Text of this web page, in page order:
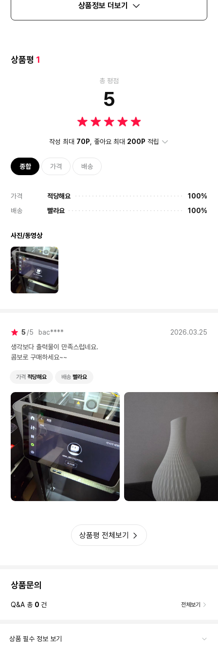
상품정보 더보기
상품평 1
총 평점
5
작성 최대 70P , 좋아요 최대 200P 적립
종합 가격 배송
가격 적당해요
100%
배송
빨라요 100%
사진/동영상
5 5 bac****
2026.03.25
생각보다 출력물이 만족스럽네요.
콤보로 구매하세요~~
가격 적당해요 배송 빨라요
상품평 전체보기
상품문의
Q&A 총 0 건 전체보기
상품 필수 정보 보기